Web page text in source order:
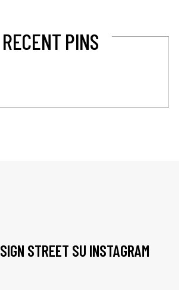
RECENT PINS
STREET SU INSTAGRAM